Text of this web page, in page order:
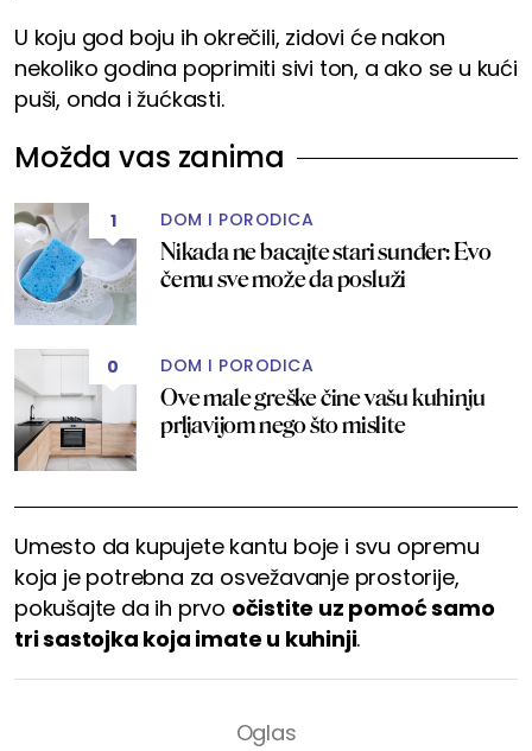
U koju god boju ih okrečili, zidovi će nakon
nekoliko godina poprimiti sivi ton, a ako se u kući
puši, onda i žućkasti.
Možda vas zanima
1 DOM I PORODICA
Nikada ne bacajte stari sunđer: Evo
čemu sve može da posluži
0 DOM I PORODICA
Ove male greške čine vašu kuhinju
prljavijom nego što mislite
Umesto da kupujete kantu boje i svu opremu
koja je potrebna za osvežavanje prostorije,
pokušajte da ih prvo očistite uz pomoć samo
tri sastojka koja imate u kuhinji.